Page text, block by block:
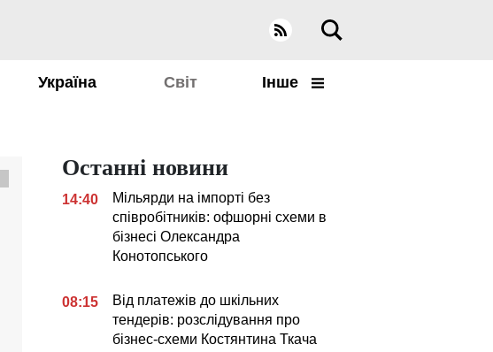
Україна Світ Інше
Останні новини
14:40
Мільярди на імпорті без
співробітників: офшорні схеми в
бізнесі Олександра
Конотопського
08:15
Від платежів до шкільних
тендерів: розслідування про
бізнес-схеми Костянтина Ткача